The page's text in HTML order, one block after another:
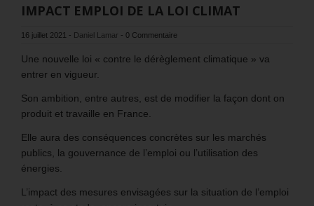
IMPACT EMPLOI DE LA LOI CLIMAT
16 juillet 2021 - Daniel Lamar - 0 Commentaire
Une nouvelle loi « contre le dérèglement climatique » va
entrer en vigueur.
Son ambition, entre autres, est de modifier la façon dont on
produit et travaille en France.
Elle aura des conséquences concrètes sur les marchés
publics, la gouvernance de l’emploi ou l’utilisation des
énergies.
L’impact des mesures envisagées sur la situation de l’emploi